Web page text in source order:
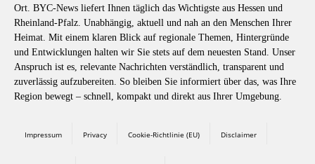
Ort. BYC-News liefert Ihnen täglich das Wichtigste aus Hessen und
Rheinland-Pfalz. Unabhängig, aktuell und nah an den Menschen Ihrer
Heimat. Mit einem klaren Blick auf regionale Themen, Hintergründe
und Entwicklungen halten wir Sie stets auf dem neuesten Stand. Unser
Anspruch ist es, relevante Nachrichten verständlich, transparent und
zuverlässig aufzubereiten. So bleiben Sie informiert über das, was Ihre
Region bewegt – schnell, kompakt und direkt aus Ihrer Umgebung.
Impressum Privacy Cookie-Richtlinie (EU) Disclaimer